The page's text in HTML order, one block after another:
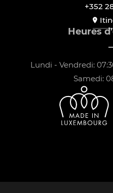
+352
Heures
Lundi - Vendredi:
Samedi: